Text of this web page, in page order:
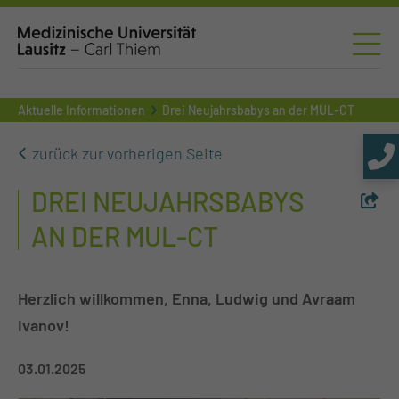
Aktuelle Informationen Drei Neujahrsbabys an der MUL-CT
zurück zur vorherigen Seite
DREI NEUJAHRSBABYS
AN DER MUL-CT
Herzlich willkommen, Enna, Ludwig und Avraam
Ivanov!
03.01.2025